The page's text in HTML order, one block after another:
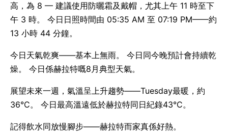
高，為 8 — 建議使用防曬霜及戴帽，尤其上午 11 時至下
午 3 時。 今日日照時間由 05:35 AM 至 07:19 PM——約
13 小時 44 分鐘。
今日天氣乾爽——基本上無雨。 今日同今晚預計會持續乾
燥。 今日係赫拉特嘅8月典型天氣。
展望未來一週，氣溫呈上升趨勢——Tuesday最暖，約
36°C。 今日最高溫遠低於赫拉特同日紀錄43°C。
記得飲水同放慢腳步——赫拉特而家真係好熱。